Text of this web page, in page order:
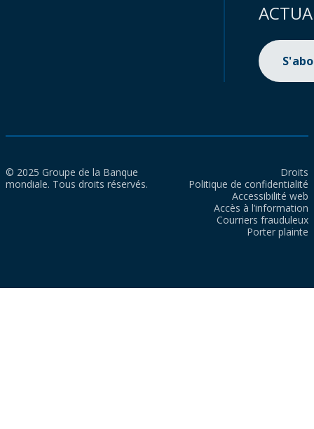
© 2025 Groupe de la Banque
mondiale. Tous droits réservés.
Droits
Politique de confidentialité
Accessibilité web
Accès à l’information
Courriers frauduleux
Porter plainte